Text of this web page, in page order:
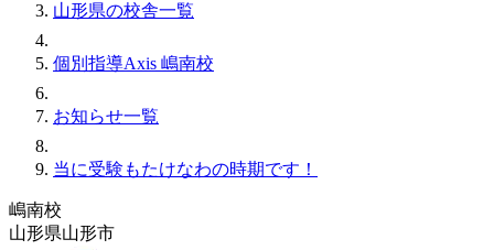
山形県の校舎一覧
個別指導Axis 嶋南校
お知らせ一覧
当に受験もたけなわの時期です！
嶋南校
山形県山形市